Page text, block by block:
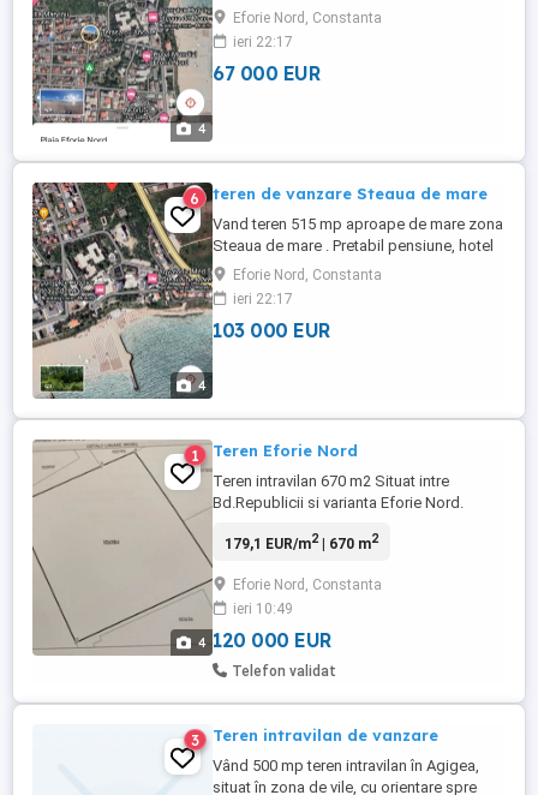
4
Pretabil pensiune , hotel , parcare
supraetajata . Exclus agenti imobiliari .
Eforie Nord, Constanta
ieri 22:17
67 000 EUR
4
6 teren de vanzare Steaua de mare
Vand teren 515 mp aproape de mare zona
Steaua de mare . Pretabil pensiune, hotel
parcare . Nr cadastral 102606 . Exclus
agentii.
Eforie Nord, Constanta
ieri 22:17
103 000 EUR
4
1 Teren Eforie Nord
Teren intravilan 670 m2 Situat intre
Bd.Republicii si varianta Eforie Nord.
ma contactati pe WhatsApp.
179,1 EUR/m2| 670 m2
Eforie Nord, Constanta
ieri 10:49
120 000 EUR
Telefon validat
3 Teren intravilan de vanzare
Vând 500 mp teren intravilan în Agigea,
situat în zona de vile, cu orientare spre